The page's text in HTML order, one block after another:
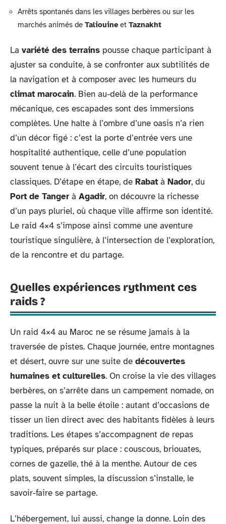
Arrêts spontanés dans les villages berbères ou sur les
marchés animés de Taliouineet Taznakht
La variété des terrains pousse chaque participant à
ajuster sa conduite, à se confronter aux subtilités de
la navigation et à composer avec les humeurs du
climat marocain. Bien au-delà de la performance
mécanique, ces escapades sont des immersions
complètes. Une halte à l’ombre d’une oasis n’a rien
d’un décor figé : c’est la porte d’entrée vers une
hospitalité authentique, celle d’une population
souvent tenue à l’écart des circuits touristiques
classiques. D’étape en étape, de Rabat à Nador, du
Port de Tanger à Agadir, on découvre la richesse
d’un pays pluriel, où chaque ville affirme son identité.
Le raid 4×4 s’impose ainsi comme une aventure
touristique singulière, à l’intersection de l’exploration,
de la rencontre et du partage.
Quelles expériences rythment ces
raids ?
Un raid 4×4 au Maroc ne se résume jamais à la
traversée de pistes. Chaque journée, entre montagnes
et désert, ouvre sur une suite de découvertes
humaines et culturelles. On croise la vie des villages
berbères, on s’arrête dans un campement nomade, on
passe la nuit à la belle étoile : autant d’occasions de
tisser un lien direct avec des habitants fidèles à leurs
traditions. Les étapes s’accompagnent de repas
typiques, préparés sur place : couscous, briouates,
cornes de gazelle, thé à la menthe. Autour de ces
plats, souvent simples, la discussion s’installe, le
savoir-faire se partage.
L’hébergement, lui aussi, change la donne. Loin des